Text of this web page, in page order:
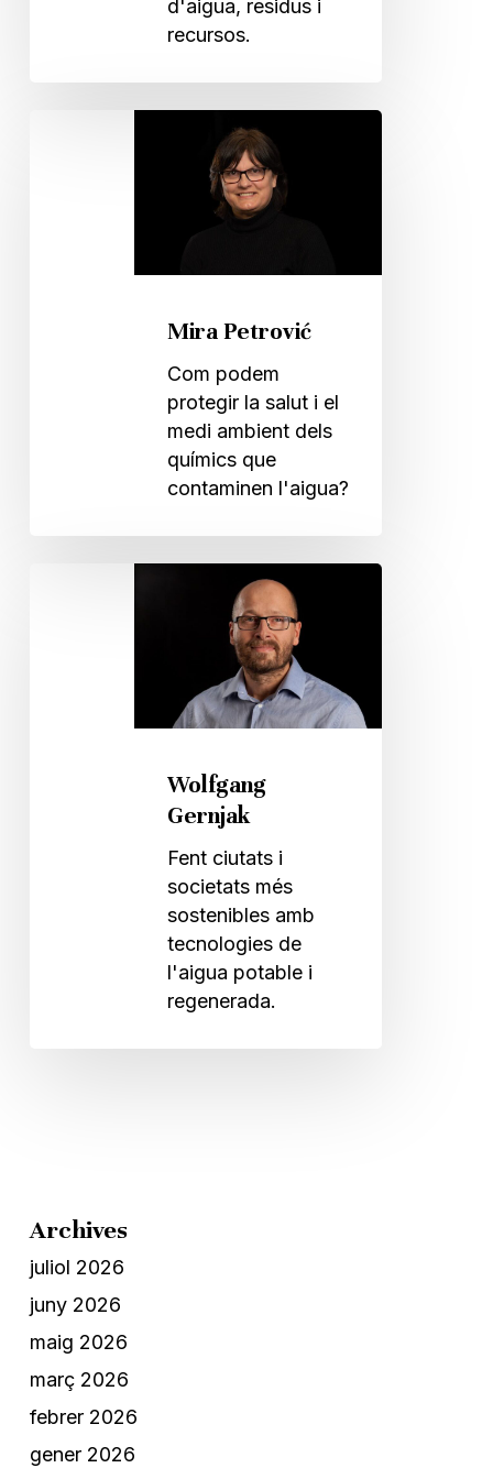
d'aigua, residus i
recursos.
Mira Petrović
Com podem
protegir la salut i el
medi ambient dels
químics que
contaminen l'aigua?
Wolfgang
Gernjak
Fent ciutats i
societats més
sostenibles amb
tecnologies de
l'aigua potable i
regenerada.
Archives
juliol 2026
juny 2026
maig 2026
març 2026
febrer 2026
gener 2026